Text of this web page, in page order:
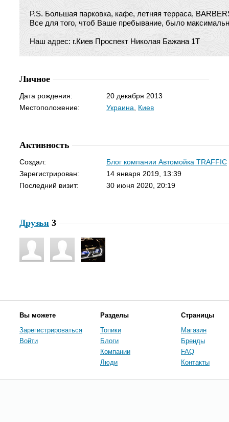
P.S. Большая парковка, кафе, летняя терраса,
Все для того, чтоб Ваше пребывание, было
Наш адрес: г.Киев Проспект Николая Бажана 1Т
Личное
Дата рождения:
20 декабря 2013
Местоположение:
Украина Киев
Активность
Создал:
Блог компании Автомойка TRAFFIC
Зарегистрирован:
14 января 2019, 13:39
Последний визит:
30 июня 2020, 20:19
Друзья 3
Вы можете
Зарегистрироваться
Войти
Разделы
Топики
Блоги
Компании
Люди
Страницы
Магазин
Бренды
FAQ
Контакты